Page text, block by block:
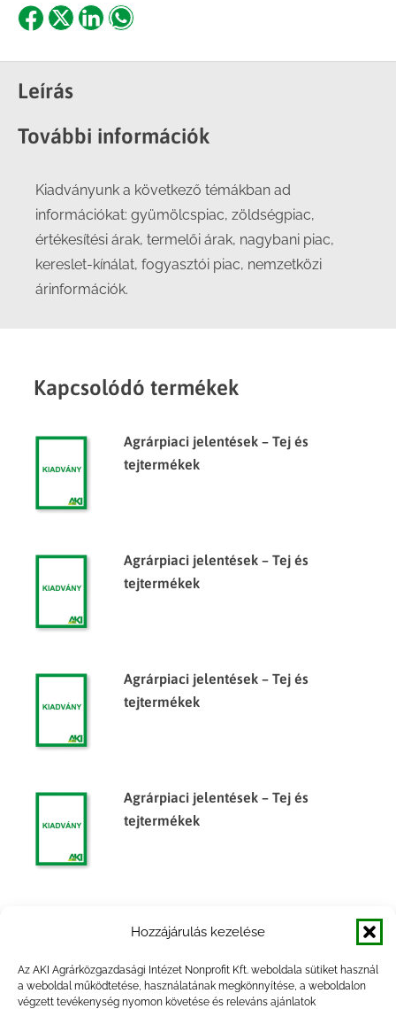
Hozzájárulás kezelése
Az AKI Agrárközgazdasági Intézet Nonprofit Kft. weboldala sütiket használ
a weboldal működtetése, használatának megkönnyítése, a weboldalon
végzett tevékenység nyomon követése és releváns ajánlatok
Share
Facebook
Share
X
ShareShare
Leírás
További információk
Kiadványunk a következő témákban ad
információkat: gyümölcspiac, zöldségpiac,
értékesítési árak, termelői árak, nagybani piac,
kereslet-kínálat, fogyasztói piac, nemzetközi
árinformációk.
Kapcsolódó termékek
Agrárpiaci jelentések – Tej és
tejtermékek
Agrárpiaci jelentések – Tej és
tejtermékek
Agrárpiaci jelentések – Tej és
tejtermékek
Agrárpiaci jelentések – Tej és
tejtermékek
tejtermékek